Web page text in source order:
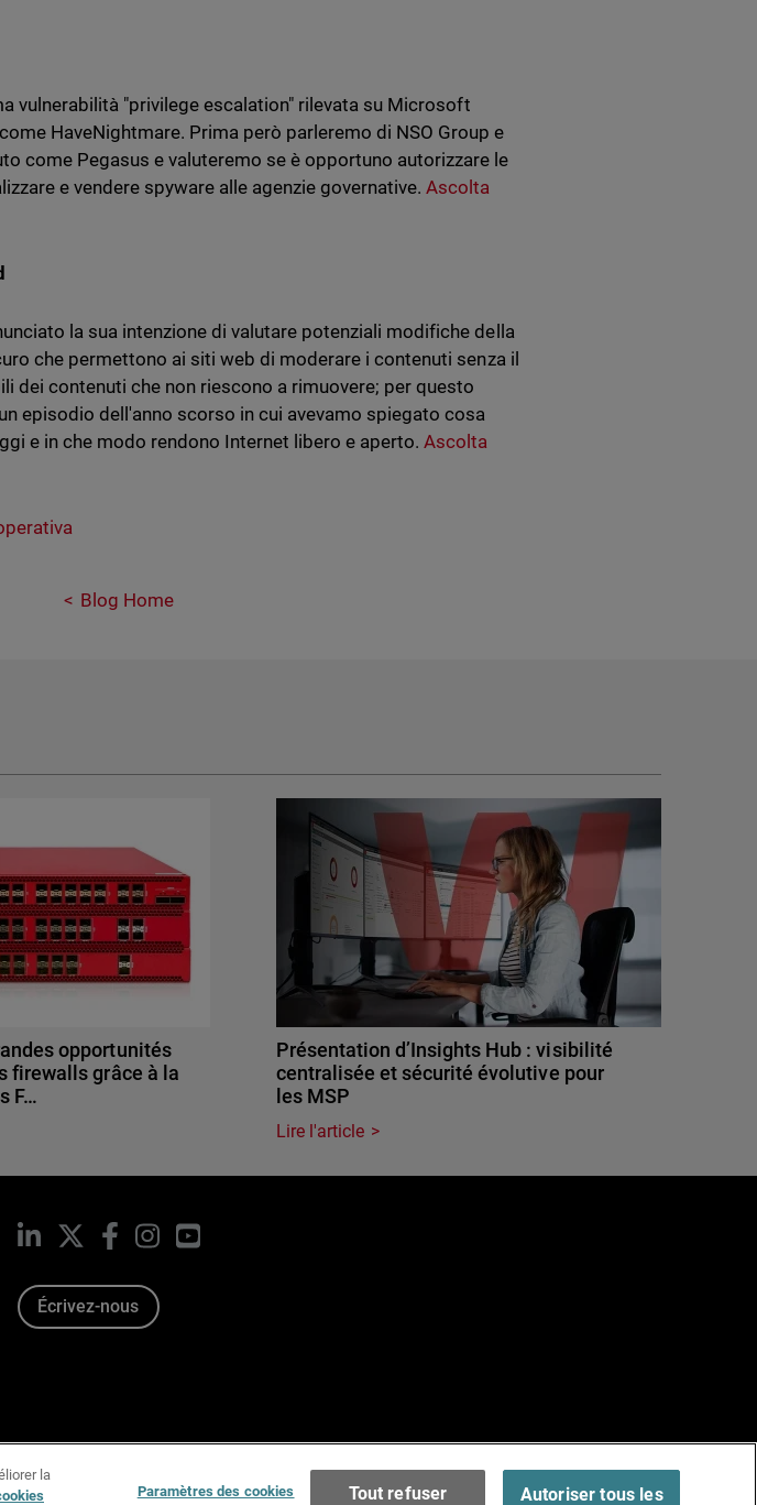
vulnerabilità "privilege escalation" rilevata su Microsoft
HaveNightmare. Prima però parleremo di NSO Group e
come Pegasus e valuteremo se è opportuno autorizzare le
e vendere spyware alle agenzie governative.Ascolta
la sua intenzione di valutare potenziali modifiche della
che permettono ai siti web di moderare i contenuti senza il
dei contenuti che non riescono a rimuovere; per questo
episodio dell'anno scorso in cui avevamo spiegato cosa
e in che modo rendono Internet libero e aperto.Ascolta
Blog Home
opportunités
firewalls grâce à la
F…
Présentation d’Insights Hub : visibilité
centralisée et sécurité évolutive pour
les MSP
Lire l'article
LinkedIn Facebook
InstagramYouTube
Écrivez-nous
Inc. Tous droits réservés.Terms of Use >
la
Paramètres des cookies Tout refuser Autoriser tous les